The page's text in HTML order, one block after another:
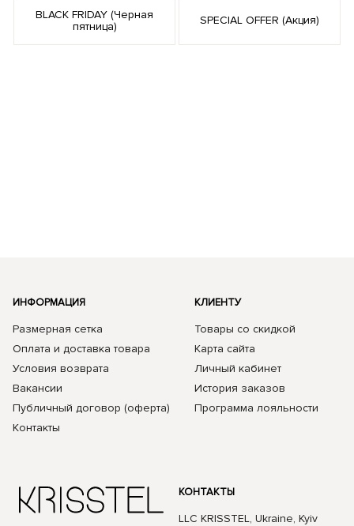
BLACK FRIDAY (Черная
пятница)
SPECIAL OFFER (Акция)
ИНФОРМАЦИЯ
Размерная сетка
Оплата и доставка товара
Условия возврата
Вакансии
Публичный договор (оферта)
Контакты
КЛИЕНТУ
Товары со скидкой
Карта сайта
Личный кабинет
История заказов
Программа лояльности
КОНТАКТЫ
LLC KRISSTEL, Ukraine, Kyiv